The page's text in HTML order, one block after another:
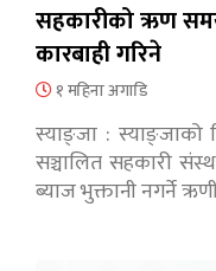
सहकारीको ऋण
कारबाही गरिने
१ महिना अगाडि
स्याङ्जा : स्याङ्जाको
सञ्चालित सहकारी
ब्याज भुक्तानी नगर्ने